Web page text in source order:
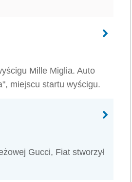
Mille Miglia. Auto
miejscu startu wyścigu.
Gucci, Fiat stworzył